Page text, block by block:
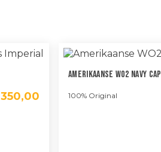
350,00
Amerikaanse WO2 Navy Cap
100% Original